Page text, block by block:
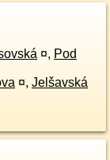
¤, Pod
¤, Jelšavská